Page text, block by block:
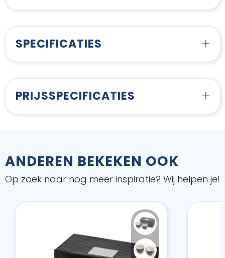
SPECIFICATIES
PRIJSSPECIFICATIES
ANDEREN BEKEKEN OOK
Op zoek naar nog meer inspiratie? Wij helpen je!